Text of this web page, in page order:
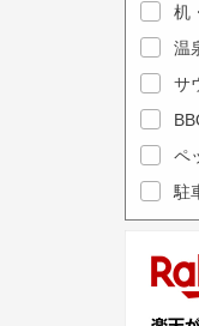
n
s
e
l
c
r
a
n
s
e
e
机
温
サ
ペ
駐